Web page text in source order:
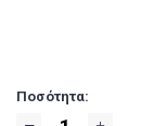
Ποσότητα: